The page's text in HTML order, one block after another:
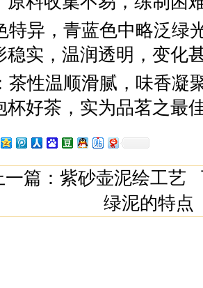
特异，青蓝色中略泛绿
稳实，温润透明，变化
茶性温顺滑腻，味香凝
杯好茶，实为品茗之最
一篇：紫砂壶泥绘工艺
绿泥的特点